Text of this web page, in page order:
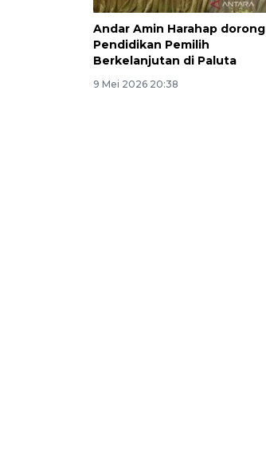
Andar Amin Harahap dorong
Pendidikan Pemilih
Berkelanjutan di Paluta
9 Mei 2026 20:38